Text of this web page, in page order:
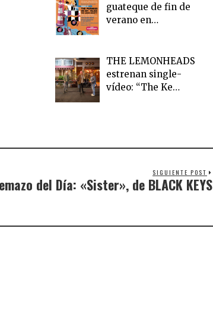
guateque de fin de
verano en…
THE LEMONHEADS
estrenan single-
vídeo: “The Ke…
SIGUIENTE POST
del Día: «Sister», de BLACK KEYS